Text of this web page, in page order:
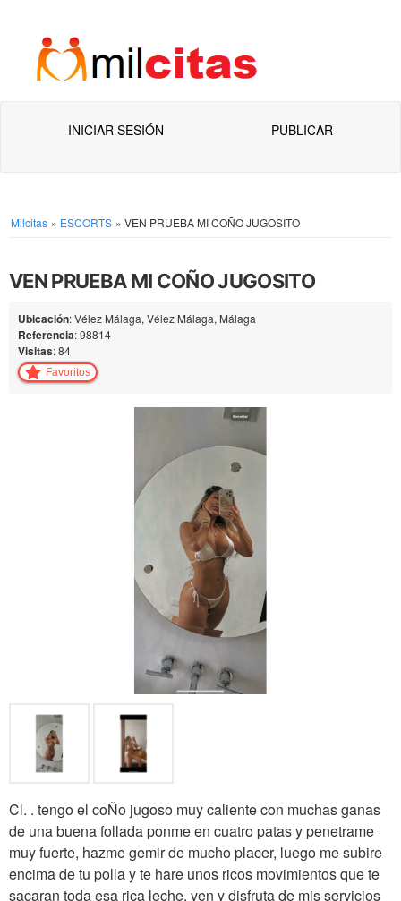
INICIAR SESIÓN PUBLICAR
Milcitas » ESCORTS » VEN PRUEBA MI COÑO JUGOSITO
VEN PRUEBA MI COÑO JUGOSITO
Ubicación: Vélez Málaga, Vélez Málaga, Málaga
Referencia: 98814
Visitas: 84
Favoritos
Cl. . tengo el coÑo jugoso muy caliente con muchas ganas
de una buena follada ponme en cuatro patas y penetrame
muy fuerte, hazme gemir de mucho placer, luego me subire
encima de tu polla y te hare unos ricos movimientos que te
sacaran toda esa rica leche, ven y disfruta de mis servicios